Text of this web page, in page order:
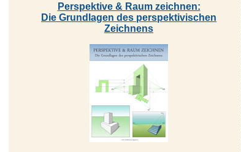
Perspektive & Raum zeichnen:
Die Grundlagen des perspektivischen
Zeichnens